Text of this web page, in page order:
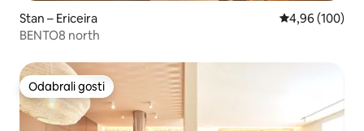
Stan – Ericeira Prosječna
4,96 (100)
BENTO8 north
Odabrali gosti
Odabrali gosti